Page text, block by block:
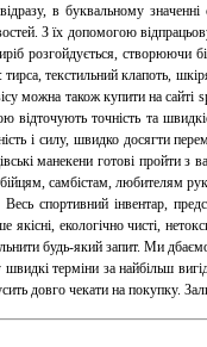
в буквальному
З їх допомогою
створюючи
текстильний клапоть,
можна також купити на
точність та
і силу, швидко досягти
манекени готові пройти
самбістам, любителям
спортивний інвентар,
екологічно чисті,
будь-який запит. Ми
терміни за найбільш
довго чекати на покупку.